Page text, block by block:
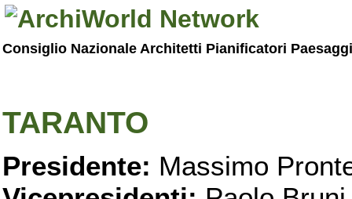
Consiglio Nazionale Architetti Pianificatori
TARANTO
Presidente: Massimo